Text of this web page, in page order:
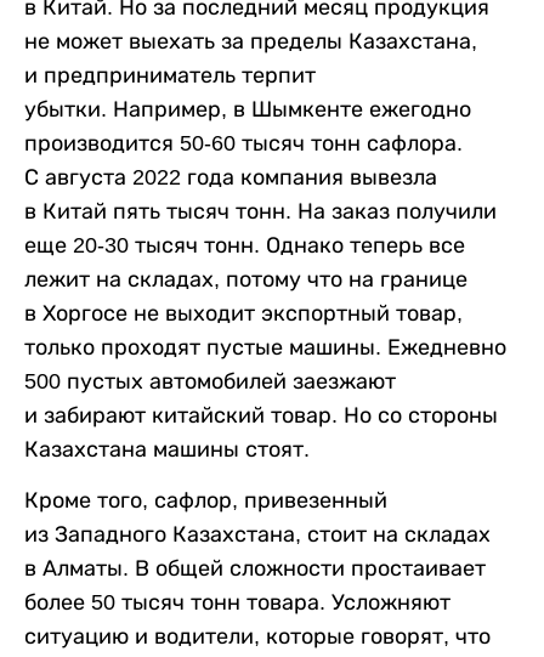
в Китай. Но за последний месяц продукция
не может выехать за пределы Казахстана,
и предприниматель терпит
убытки. Например, в Шымкенте ежегодно
производится 50-60 тысяч тонн сафлора.
С августа 2022 года компания вывезла
в Китай пять тысяч тонн. На заказ получили
еще 20-30 тысяч тонн. Однако теперь все
лежит на складах, потому что на границе
в Хоргосе не выходит экспортный товар,
только проходят пустые машины. Ежедневно
500 пустых автомобилей заезжают
и забирают китайский товар. Но со стороны
Казахстана машины стоят.
Кроме того, сафлор, привезенный
из Западного Казахстана, стоит на складах
в Алматы. В общей сложности простаивает
более 50 тысяч тонн товара. Усложняют
ситуацию и водители, которые говорят, что